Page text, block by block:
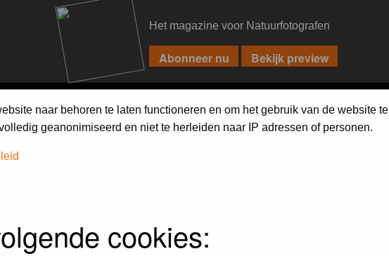
Het magazine voor Natuurfotografen
naar behoren te laten functioneren en om het gebruik van de website te
geanonimiseerd en niet te herleiden naar IP adressen of personen.
cookies:
Maandopdracht